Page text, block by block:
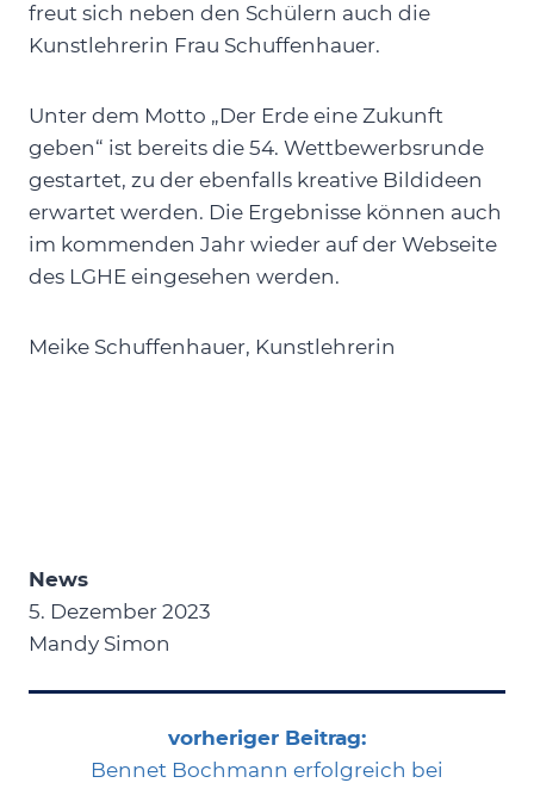
freut sich neben den Schülern auch die
Kunstlehrerin Frau Schuffenhauer.
Unter dem Motto „Der Erde eine Zukunft
geben“ ist bereits die 54. Wettbewerbsrunde
gestartet, zu der ebenfalls kreative Bildideen
erwartet werden. Die Ergebnisse können auch
im kommenden Jahr wieder auf der Webseite
des LGHE eingesehen werden.
Meike Schuffenhauer, Kunstlehrerin
News
5. Dezember 2023
Mandy Simon
vorheriger Beitrag:
Bennet Bochmann erfolgreich bei